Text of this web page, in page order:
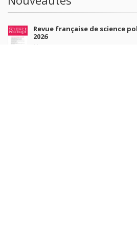
Revue française de science
2026